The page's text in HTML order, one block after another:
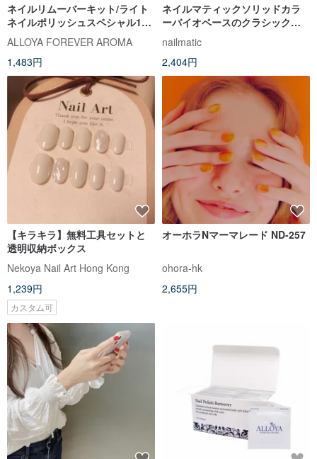
ネイルリムーバーキット/ライト
ネイルポリッシュスペシャル100
個入り1箱
ALLOYA FOREVER AROMA
1,483円
ネイルマティックソリッドカラ
ーバイオベースのクラシックマ
ニキュア-CHARLIE-ウォーシッ
プブルー
nailmatic
2,404円
【キラキラ】無料工具セットと
透明収納ボックス
Nekoya Nail Art Hong Kong
1,239円
カスタム可
オーホラNマーマレード ND-257
ohora-hk
2,655円